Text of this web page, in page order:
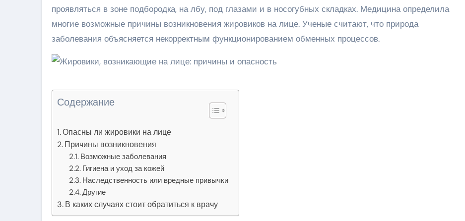
проявляться в зоне подбородка, на лбу, под глазами и в носогубных складках. Медицина определила
многие возможные причины возникновения жировиков на лице. Ученые считают, что природа
заболевания объясняется некорректным функционированием обменных процессов.
Содержание
Опасны ли жировики на лице
Причины возникновения
Возможные заболевания
Гигиена и уход за кожей
Наследственность или вредные привычки
Другие
В каких случаях стоит обратиться к врачу